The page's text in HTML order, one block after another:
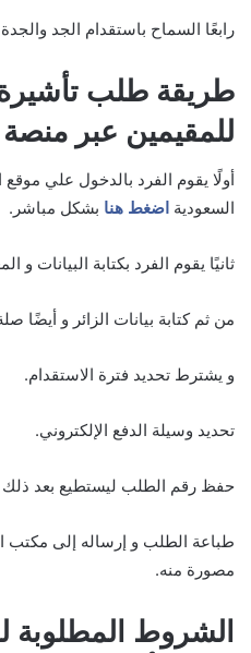
رابعًا السماح باستقدام الجد
طريقة طلب تأشيرة
للمقيمين عبر منصة
أولًا يقوم الفرد بالدخول علي موقع
السعودية اضغط هنا بشكل مباشر.
ثانيًا يقوم الفرد بكتابة
من ثم كتابة بيانات الزائر و أيضًا
و يشترط تحديد فترة الاستقدام.
تحديد وسيلة الدفع الإلكتروني.
حفظ رقم الطلب ليستطيع بعد ذلك
طباعة الطلب و إرساله إلى مكتب
مصورة منه.
الشروط المطلوبة